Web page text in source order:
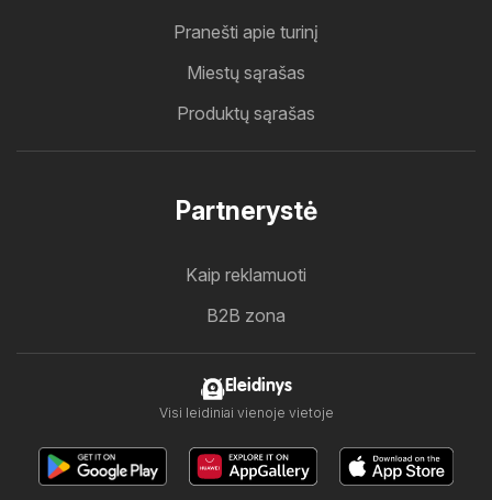
Pranešti apie turinį
Miestų sąrašas
Produktų sąrašas
Partnerystė
Kaip reklamuoti
B2B zona
Eleidinys
Visi leidiniai vienoje vietoje